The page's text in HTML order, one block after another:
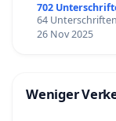
702
64
26 Nov 2025
Weniger